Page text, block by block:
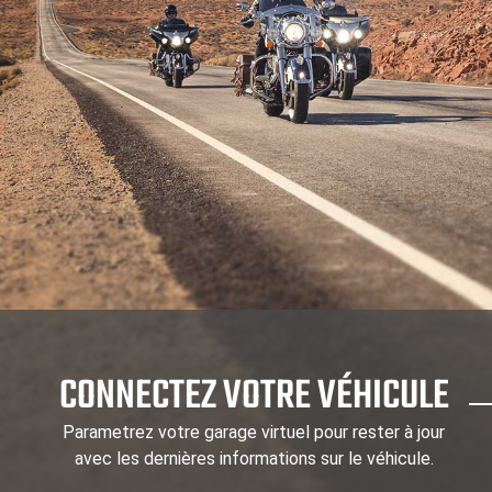
CONNECTEZ VOTRE VÉHICULE
Parametrez votre garage virtuel pour rester à jour
avec les dernières informations sur le véhicule.